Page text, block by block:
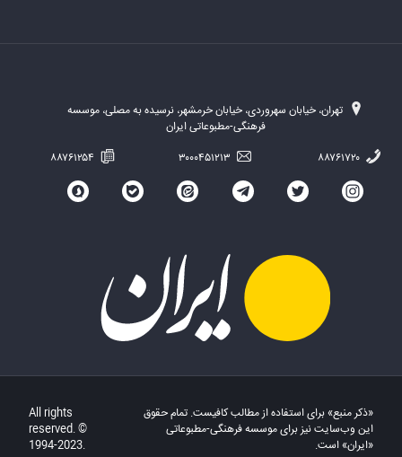
تهران، خیابان سهروردی، خیابان خرمشهر، نرسیده به مصلی، موسسه
فرهنگی-مطبوعاتی ایران
«ذکر منبع» برای استفاده از مطالب کافیست. تمام حقوق
این وب‌سایت نیز برای موسسه فرهنگی-مطبوعاتی
«ایران» است.
All rights
reserved. ©
1994-2023.